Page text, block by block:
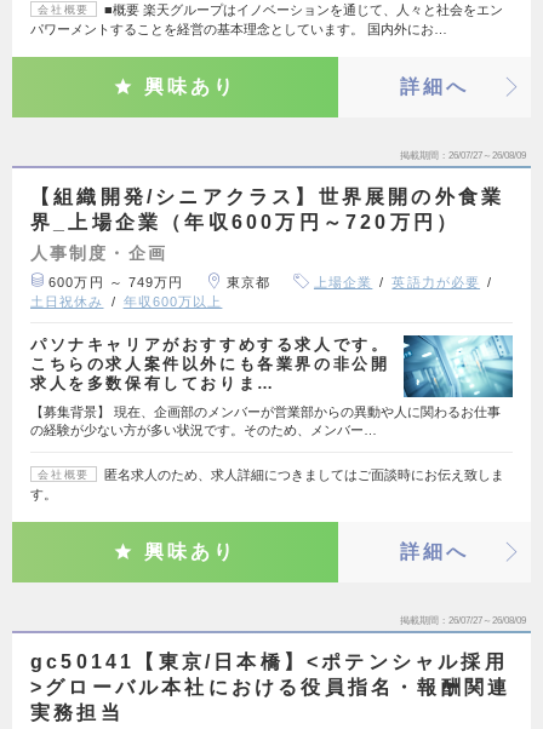
会社概要
■概要 楽天グループはイノベーションを通じて、人々と社会をエン
パワーメントすることを経営の基本理念としています。 国内外にお…
興味あり 詳細へ
掲載期間 26/07/27～26/08/09
【組織開発/シニアクラス】世界展開の外食業
界_上場企業（年収600万円～720万円）
人事制度・企画
600万円 ～ 749万円 東京都 上場企業
英語力が必要
土日祝休み
年収600万以上
パソナキャリアがおすすめする求人です。
こちらの求人案件以外にも各業界の非公開
求人を多数保有しておりま…
【募集背景】 現在、企画部のメンバーが営業部からの異動や人に関わるお仕事
の経験が少ない方が多い状況です。そのため、メンバー…
会社概要
匿名求人のため、求人詳細につきましてはご面談時にお伝え致しま
す。
興味あり 詳細へ
掲載期間 26/07/27～26/08/09
gc50141【東京/日本橋】<ポテンシャル採用
>グローバル本社における役員指名・報酬関連
実務担当